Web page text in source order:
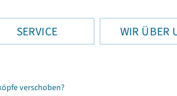
SERVICE WIR ÜBER
verschoben?